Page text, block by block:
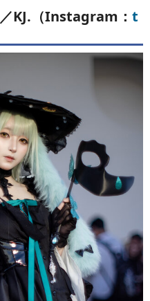
／KJ.（Instagram： t